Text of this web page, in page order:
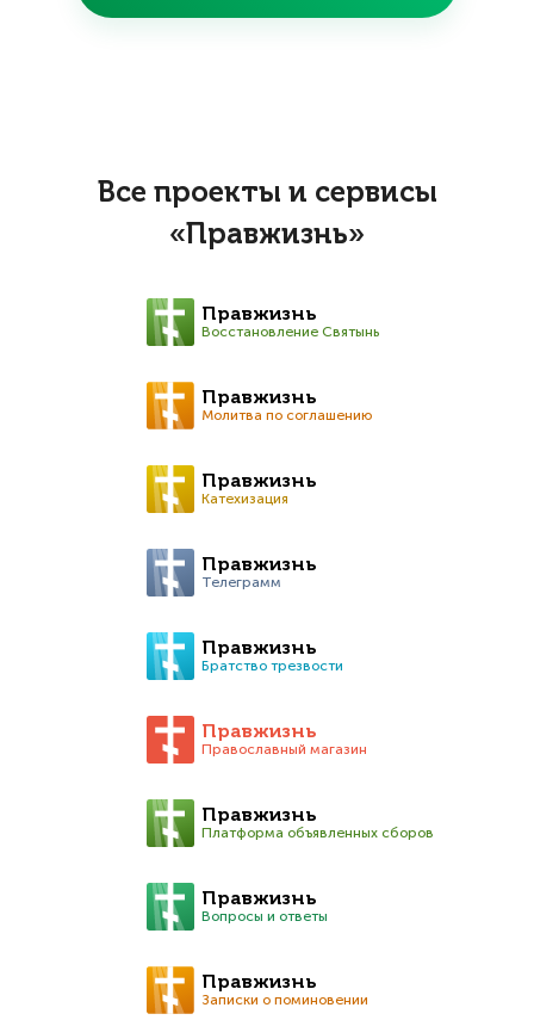
Все проекты и сервисы
«Правжизнь»
Правжизнь
Восстановление Святынь
Правжизнь
Молитва по соглашению
Правжизнь
Катехизация
Правжизнь
Телеграмм
Правжизнь
Братство трезвости
Правжизнь
Православный магазин
Правжизнь
Платформа объявленных сборов
Правжизнь
Вопросы и ответы
Правжизнь
Записки о поминовении